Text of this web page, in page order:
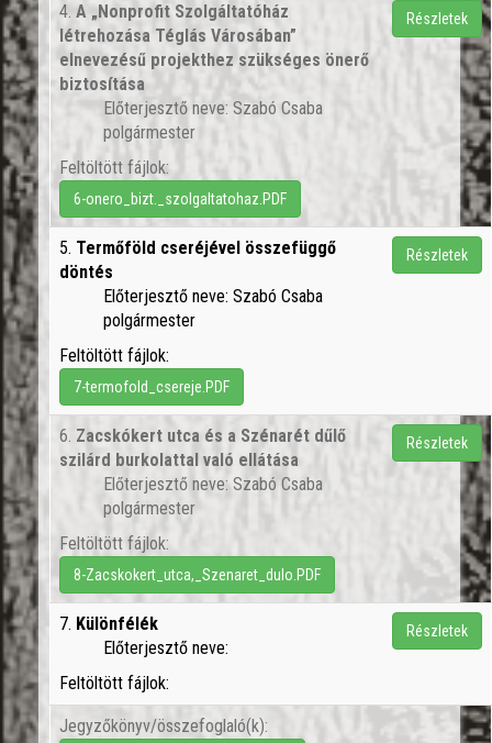
4. A „Nonprofit Szolgáltatóház
létrehozása Téglás Városában”
elnevezésű projekthez szükséges önerő
biztosítása
Előterjesztő neve: Szabó Csaba
polgármester
Feltöltött fájlok:
6-onero_bizt._szolgaltatohaz.PDF
Részletek
5. Termőföld cseréjével összefüggő
döntés
Előterjesztő neve: Szabó Csaba
polgármester
Feltöltött fájlok:
7-termofold_csereje.PDF
Részletek
6. Zacskókert utca és a Szénarét dűlő
szilárd burkolattal való ellátása
Előterjesztő neve: Szabó Csaba
polgármester
Feltöltött fájlok:
8-Zacskokert_utca,_Szenaret_dulo.PDF
Részletek
7. Különfélék
Előterjesztő neve:
Feltöltött fájlok:
Részletek
Jegyzőkönyv/összefoglaló(k):